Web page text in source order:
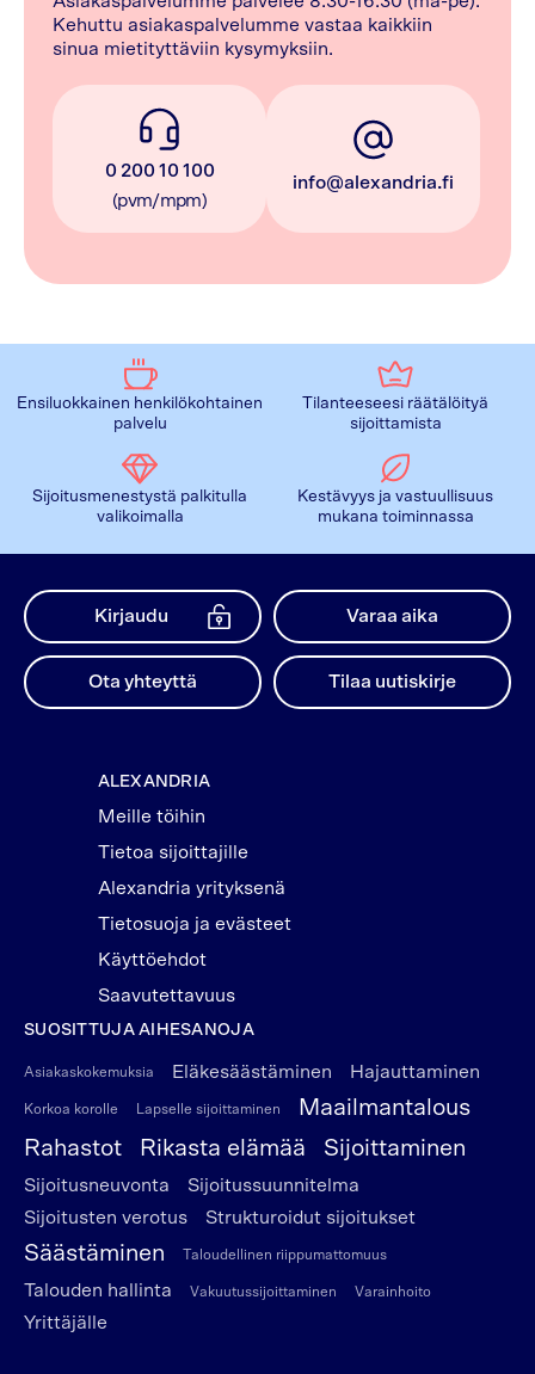
Kehuttu asiakaspalvelumme vastaa kaikkiin
sinua mietityttäviin kysymyksiin.
0 200 10 100
(pvm/mpm)
info@alexandria.fi
Ensiluokkainen henkilökohtainen
palvelu
Tilanteeseesi räätälöityä
sijoittamista
Sijoitusmenestystä palkitulla
valikoimalla
Kestävyys ja vastuullisuus
mukana toiminnassa
Kirjaudu Varaa aika
Ota yhteyttä Tilaa uutiskirje
ALEXANDRIA
Meille töihin
Tietoa sijoittajille
Alexandria yrityksenä
Tietosuoja ja evästeet
Käyttöehdot
Saavutettavuus
SUOSITTUJA AIHESANOJA
Asiakaskokemuksia Eläkesäästäminen Hajauttaminen
Korkoa korolle Lapselle sijoittaminen
Maailmantalous
Rahastot
Rikasta elämää Sijoittaminen
Sijoitusneuvonta
Sijoitussuunnitelma
Sijoitusten verotus
Strukturoidut sijoitukset
Säästäminen Taloudellinen riippumattomuus
Talouden hallinta Vakuutussijoittaminen Varainhoito
Yrittäjälle